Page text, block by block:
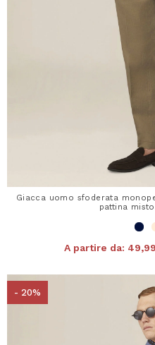
Giacca uomo sfoderata
pattina
A partire da:
- 20%